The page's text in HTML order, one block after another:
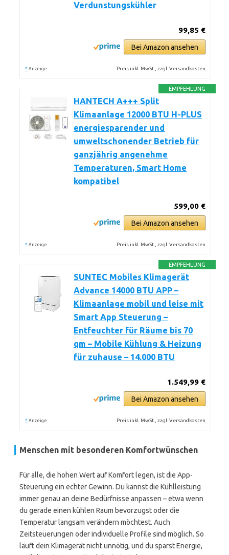
Verdunstungskühler
99,85 €
Bei Amazon ansehen
* Anzeige Preis inkl. MwSt., zzgl. Versandkosten
EMPFEHLUNG
HANTECH A+++ Split
Klimaanlage 12000 BTU H-PLUS
energiesparender und
umweltschonender Betrieb für
ganzjährig angenehme
Temperaturen, Smart Home
kompatibel
599,00 €
Bei Amazon ansehen
* Anzeige Preis inkl. MwSt., zzgl. Versandkosten
EMPFEHLUNG
SUNTEC Mobiles Klimagerät
Advance 14000 BTU APP –
Klimaanlage mobil und leise mit
Smart App Steuerung –
Entfeuchter für Räume bis 70
qm – Mobile Kühlung & Heizung
für zuhause – 14.000 BTU
1.549,99 €
Bei Amazon ansehen
* Anzeige Preis inkl. MwSt., zzgl. Versandkosten
Menschen mit besonderen Komfortwünschen
Für alle, die hohen Wert auf Komfort legen, ist die App-
Steuerung ein echter Gewinn. Du kannst die Kühlleistung
immer genau an deine Bedürfnisse anpassen – etwa wenn
du gerade einen kühlen Raum bevorzugst oder die
Temperatur langsam verändern möchtest. Auch
Zeitsteuerungen oder individuelle Profile sind möglich. So
läuft dein Klimagerät nicht unnötig, und du sparst Energie,